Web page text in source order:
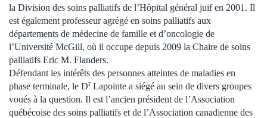
la Division des soins palliatifs de l’Hôpital général juif en 2001. Il
est également professeur agrégé en soins palliatifs aux
départements de médecine de famille et d’oncologie de
l’Université McGill, où il occupe depuis 2009 la Chaire de soins
palliatifs Eric M. Flanders.
Défendant les intérêts des personnes atteintes de maladies en
phase terminale, le Dr Lapointe a siégé au sein de divers groupes
voués à la question. Il est l’ancien président de l’Association
québécoise des soins palliatifs et de l’Association canadienne des